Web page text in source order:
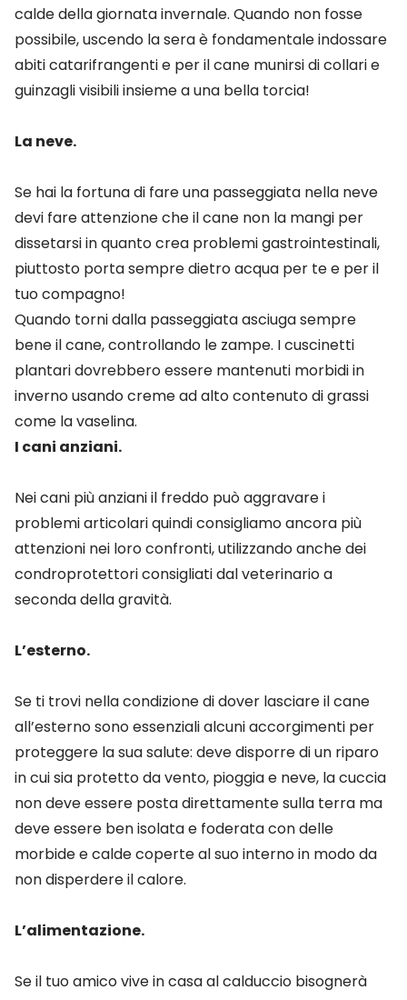
calde della giornata invernale. Quando non fosse
possibile, uscendo la sera è fondamentale indossare
abiti catarifrangenti e per il cane munirsi di collari e
guinzagli visibili insieme a una bella torcia!
La neve.
Se hai la fortuna di fare una passeggiata nella neve
devi fare attenzione che il cane non la mangi per
dissetarsi in quanto crea problemi gastrointestinali,
piuttosto porta sempre dietro acqua per te e per il
tuo compagno!
Quando torni dalla passeggiata asciuga sempre
bene il cane, controllando le zampe. I cuscinetti
plantari dovrebbero essere mantenuti morbidi in
inverno usando creme ad alto contenuto di grassi
come la vaselina.
I cani anziani.
Nei cani più anziani il freddo può aggravare i
problemi articolari quindi consigliamo ancora più
attenzioni nei loro confronti, utilizzando anche dei
condroprotettori consigliati dal veterinario a
seconda della gravità.
L’esterno.
Se ti trovi nella condizione di dover lasciare il cane
all’esterno sono essenziali alcuni accorgimenti per
proteggere la sua salute: deve disporre di un riparo
in cui sia protetto da vento, pioggia e neve, la cuccia
non deve essere posta direttamente sulla terra ma
deve essere ben isolata e foderata con delle
morbide e calde coperte al suo interno in modo da
non disperdere il calore.
L’alimentazione.
Se il tuo amico vive in casa al calduccio bisognerà